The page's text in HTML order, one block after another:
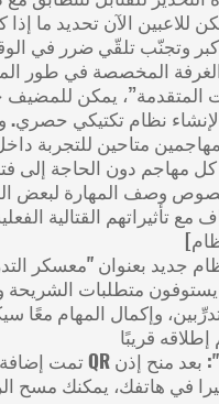
للاعبين الآن تحديد ما
لإنشاء نظام تكتيكي
متاحين للتجربة
يستوفون متطلبات
وإكمال المهام معًا
في هاتفك، يمكنك مسح